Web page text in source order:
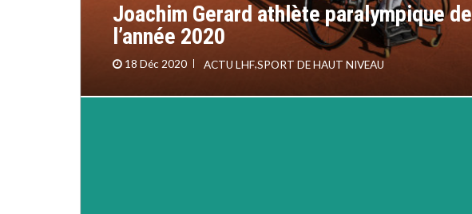
Joachim Gerard athlète paralympique de
l’année 2020
18 Déc 2020 ACTU LHF,SPORT DE HAUT NIVEAU